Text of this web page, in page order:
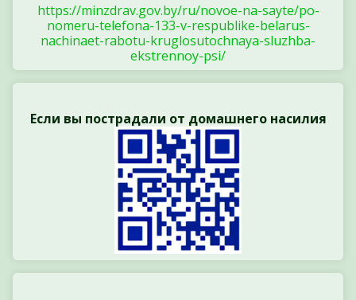
https://minzdrav.gov.by/ru/novoe-na-sayte/po-
nomeru-telefona-133-v-respublike-belarus-
nachinaet-rabotu-kruglosutochnaya-sluzhba-
ekstrennoy-psi/
Если вы пострадали от домашнего насилия